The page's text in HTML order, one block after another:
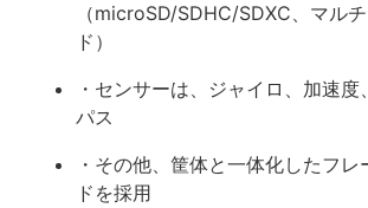
（microSD/SDHC/SDXC、マル
ド）
・センサーは、ジャイロ、加速
パス
・その他、筐体と一体化したフ
ドを採用